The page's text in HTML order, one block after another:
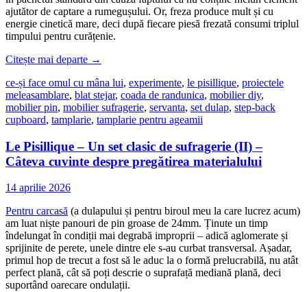
ajutător de captare a rumegușului. Or, freza produce mult și cu
energie cinetică mare, deci după fiecare piesă frezată consumi triplul
timpului pentru curățenie.
Citește mai departe →
ce-și face omul cu mâna lui, experimente, le pisillique, proiectele
meleasamblare, blat stejar, coada de randunica, mobilier diy,
mobilier pin, mobilier sufragerie, servanta, set dulap, step-back
cupboard, tamplarie, tamplarie pentru ageamii
Le Pisillique – Un set clasic de sufragerie (II) –
Câteva cuvinte despre pregătirea materialului
14 aprilie 2026
Pentru carcasă (a dulapului și pentru biroul meu la care lucrez acum)
am luat niște panouri de pin groase de 24mm. Ținute un timp
îndelungat în condiții mai degrabă improprii – adică aglomerate și
sprijinite de perete, unele dintre ele s-au curbat transversal. Așadar,
primul hop de trecut a fost să le aduc la o formă prelucrabilă, nu atât
perfect plană, cât să poți descrie o suprafață mediană plană, deci
suportând oarecare ondulații.